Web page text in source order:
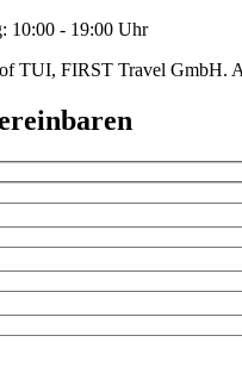
10:00 - 19:00 Uhr
TUI, FIRST Travel GmbH.